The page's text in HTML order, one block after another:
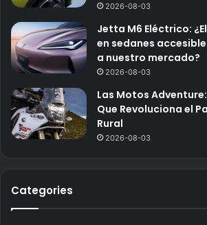
2026-08-03
Jetta M6 Eléctrico:
en sedanes
a nuestro mercado?
2026-08-03
Las Motos
Que Revoluciona el
Rural
2026-08-03
Categories